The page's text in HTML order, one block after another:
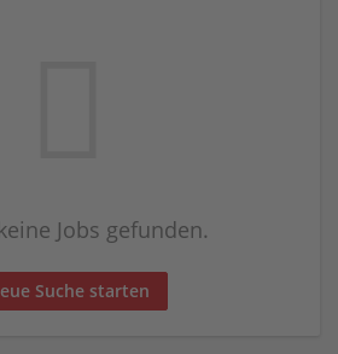
Jobs gefunden.
Suche starten